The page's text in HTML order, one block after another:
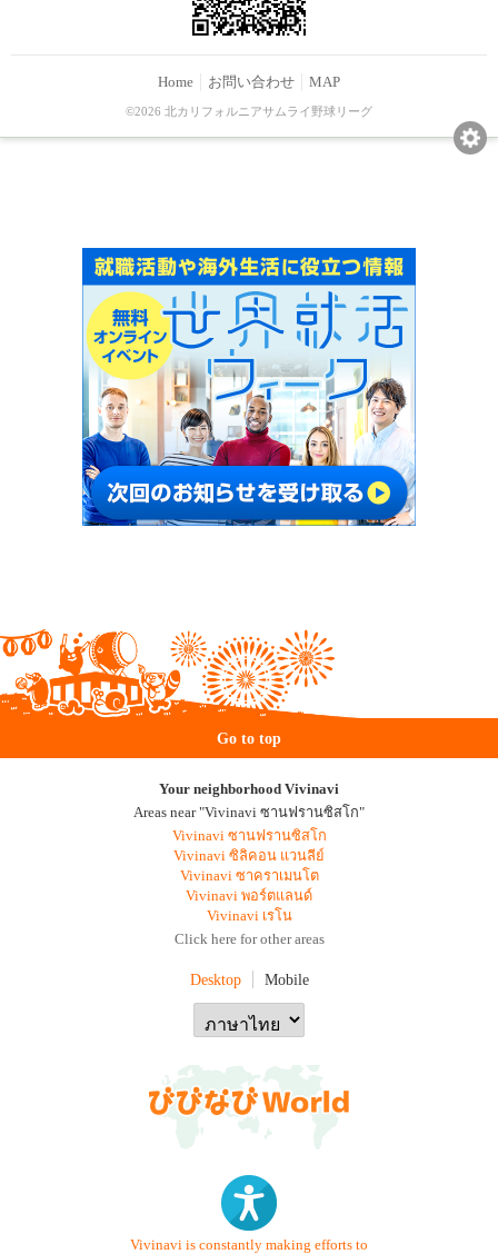
Home お問い合わせ MAP
©2026 北カリフォルニアサムライ野球リーグ
Go to top
Your neighborhood Vivinavi
Areas near "Vivinavi ซานฟรานซิสโก"
Vivinavi ซานฟรานซิสโก
Vivinavi ซิลิคอน แวนลีย์
Vivinavi ซาคราเมนโต
Vivinavi พอร์ตแลนด์
Vivinavi เรโน
Click here for other areas
Desktop Mobile
Vivinavi is constantly making efforts to